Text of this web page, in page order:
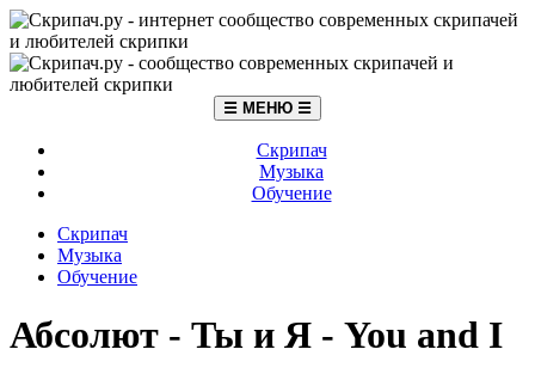
☰ МЕНЮ ☰
Скрипач
Музыка
Обучение
Скрипач
Музыка
Обучение
Абсолют - Ты и Я - You and I